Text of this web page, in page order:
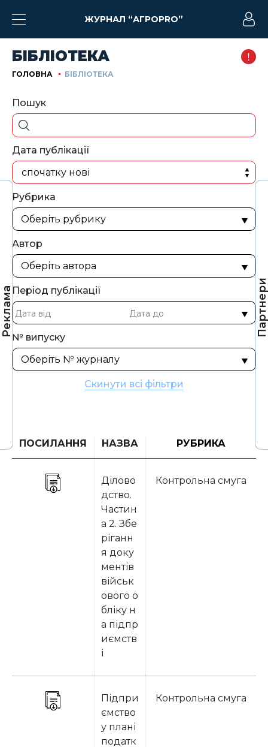
Реклама Партнери
ЖУРНАЛ “АГРОPRO”
БІБЛІОТЕКА
ГОЛОВНА БІБЛІОТЕКА
Пошук
Дата публікації
спочатку нові
Рубрика
Автор
Період публікації
№ випуску
Скинути всі фільтри
ПОСИЛАННЯ НАЗВА РУБРИКА
Ділово
дство.
Частин
а 2. Збе
ріганн
я доку
ментів
військ
ового о
бліку н
а підпр
иємств
і
Контрольна смуга
Підпри
ємство
у плані
податк
Контрольна смуга